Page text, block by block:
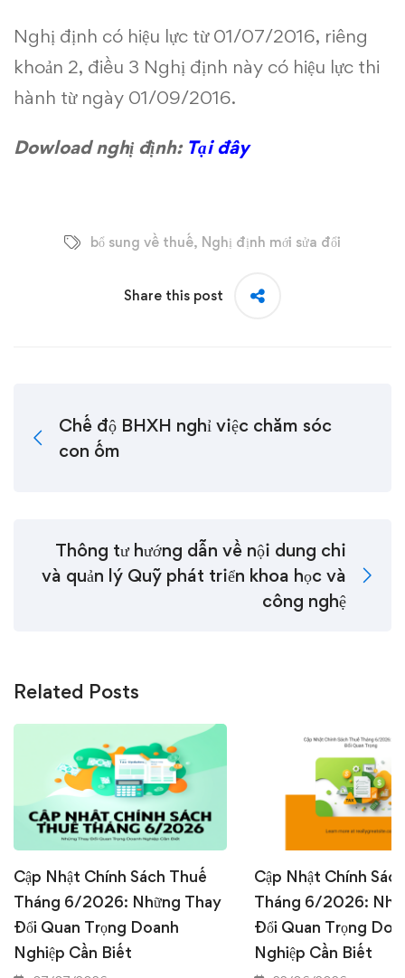
Nghị định có hiệu lực từ 01/07/2016, riêng
khoản 2, điều 3 Nghị định này có hiệu lực thi
hành từ ngày 01/09/2016.
Dowload nghị định: Tại đây
bổ sung về thuế, Nghị định mới sửa đổi
Share this post
Chế độ BHXH nghỉ việc chăm sóc
con ốm
Thông tư hướng dẫn về nội dung chi
và quản lý Quỹ phát triển khoa học và
công nghệ
Related Posts
Cập Nhật Chính Sách Thuế
Tháng 6/2026: Những Thay
Đổi Quan Trọng Doanh
Nghiệp Cần Biết
Cập Nhật Chính
Tháng 6/2026:
Đổi Quan Trọng
Nghiệp Cần Biết